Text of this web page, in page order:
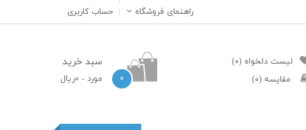
حساب کاربری راهنمای فروشگاه
لیست دلخواه (۰)
مقایسه (۰)
سبد خرید
۰ مورد - ۰ریال